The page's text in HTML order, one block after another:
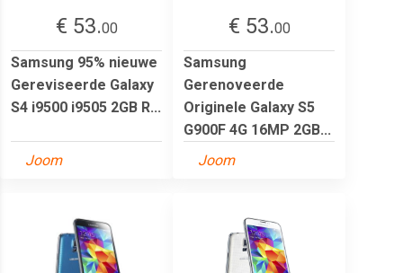
€ 53.00
Samsung 95% nieuwe
Gereviseerde Galaxy
S4 i9500 i9505 2GB R...
Joom
€ 53.00
Samsung
Gerenoveerde
Originele Galaxy S5
G900F 4G 16MP 2GB...
Joom